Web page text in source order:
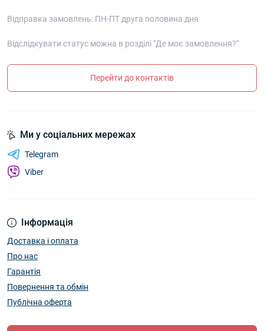
Відправка замовлень: ПН-ПТ друга половина дня
Відслідкувати статус можна в розділі "Де моє замовлення?"
Перейти до контактів
Інформація
Доставка і оплата
Про нас
Гарантія
Повернення та обмін
Публічна оферта
Ми у соціальних мережах
Telegram
Viber